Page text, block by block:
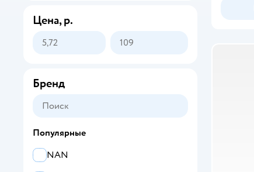
Цена, р.
Бренд
Популярные
NAN